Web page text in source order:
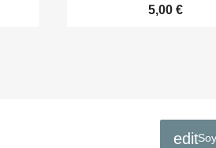
5,00 €